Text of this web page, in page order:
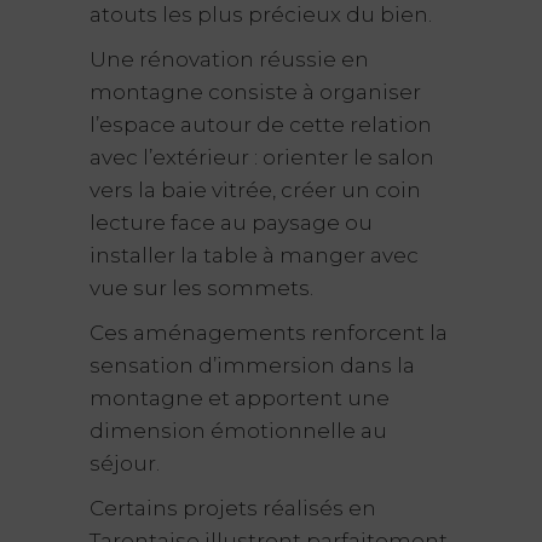
atouts les plus précieux du bien.
Une rénovation réussie en
montagne consiste à organiser
l’espace autour de cette relation
avec l’extérieur : orienter le salon
vers la baie vitrée, créer un coin
lecture face au paysage ou
installer la table à manger avec
vue sur les sommets.
Ces aménagements renforcent la
sensation d’immersion dans la
montagne et apportent une
dimension émotionnelle au
séjour.
Certains projets réalisés en